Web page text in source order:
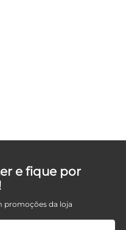
e fique por
promoções da loja